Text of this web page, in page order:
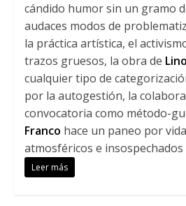
cándido humor sin un gramo
audaces modos de
la práctica artística, el
trazos gruesos, la obra de
cualquier tipo de
por la autogestión, la
convocatoria como método-
Franco hace un paneo por
atmosféricos e
Leer más